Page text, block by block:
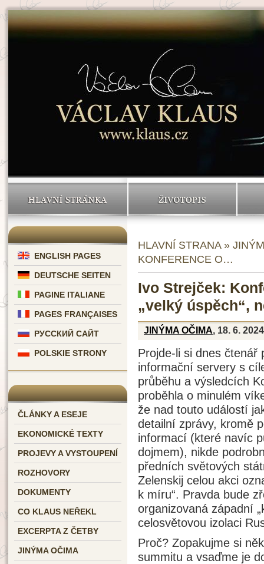
HLAVNÍ STRÁNKA ŽIVOTOPIS
ENGLISH PAGES
DEUTSCHE SEITEN
PAGINE ITALIANE
PAGES FRANÇAISES
РУССКИЙ САЙТ
POLSKIE STRONY
ČLÁNKY A ESEJE
EKONOMICKÉ TEXTY
PROJEVY A VYSTOUPENÍ
ROZHOVORY
DOKUMENTY
CO KLAUS NEŘEKL
EXCERPTA Z ČETBY
JINÝMA OČIMA
HLAVNÍ STRANA»
KONFERENCE O…
Ivo Strejček:
„velký úspěch“,
JINÝMA OČIMA, 18. 6. 2024
Projde-li si dnes čtenář
informační servery s
průběhu a výsledcích
proběhla o minulém
že nad touto událostí
detailní zprávy, kromě
informací (které navíc
dojmem), nikde
předních světových
Zelenskij celou akci
k míru“. Pravda bude
organizovaná západní
celosvětovou izolaci
Proč? Zopakujme si
summitu a vsaďme je